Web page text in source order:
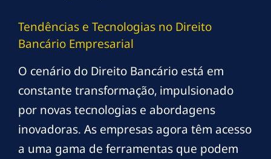
Tendências e Tecnologias no Direito
Bancário Empresarial
O cenário do Direito Bancário está em
constante transformação, impulsionado
por novas tecnologias e abordagens
inovadoras. As empresas agora têm acesso
a uma gama de ferramentas que podem